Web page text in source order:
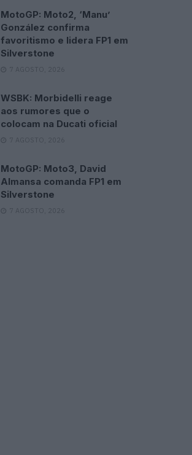
MotoGP: Moto2, ‘Manu’
González confirma
favoritismo e lidera FP1 em
Silverstone
7 AGOSTO, 2026
WSBK: Morbidelli reage
aos rumores que o
colocam na Ducati oficial
7 AGOSTO, 2026
MotoGP: Moto3, David
Almansa comanda FP1 em
Silverstone
7 AGOSTO, 2026